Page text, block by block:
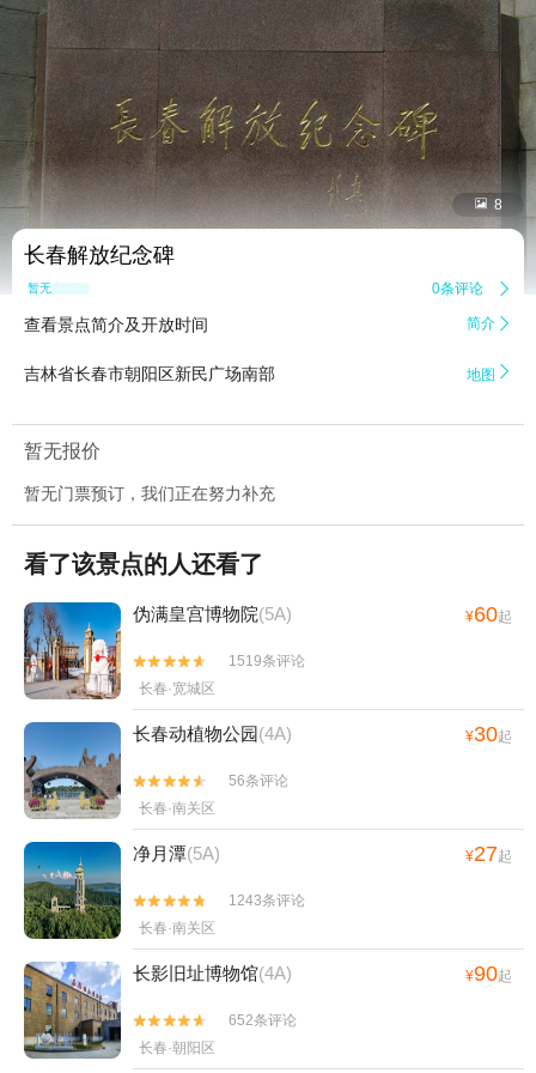
 8
长春解放纪念碑
暂无点评 0条评论 
查看景点简介及开放时间 简介 
吉林省长春市朝阳区新民广场南部 地图 
暂无报价
暂无门票预订，我们正在努力补充
看了该景点的人还看了
伪满皇宫博物院(5A) ¥60起


1519条评论
长春·宽城区
长春动植物公园(4A) ¥30起


56条评论
长春·南关区
净月潭(5A) ¥27起


1243条评论
长春·南关区
长影旧址博物馆(4A) ¥90起


652条评论
长春·朝阳区
